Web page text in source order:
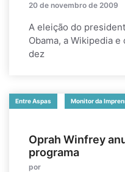
20 de novembro de 2009
A eleição do
Obama, a Wikipedia
dez
Entre Aspas Monitor da
Oprah Winfrey
programa
por